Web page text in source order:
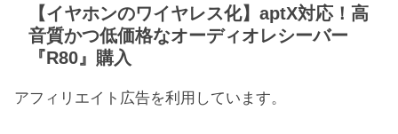
【イヤホンのワイヤレス化】aptX対応！高
音質かつ低価格なオーディオレシーバー
『R80』購入
アフィリエイト広告を利用しています。